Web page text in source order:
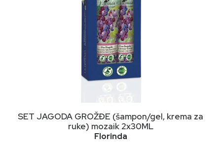
DODAJ U KORPU
SET JAGODA GROŽĐE (šampon/gel, krema za
ruke) mozaik 2x30ML
Florinda